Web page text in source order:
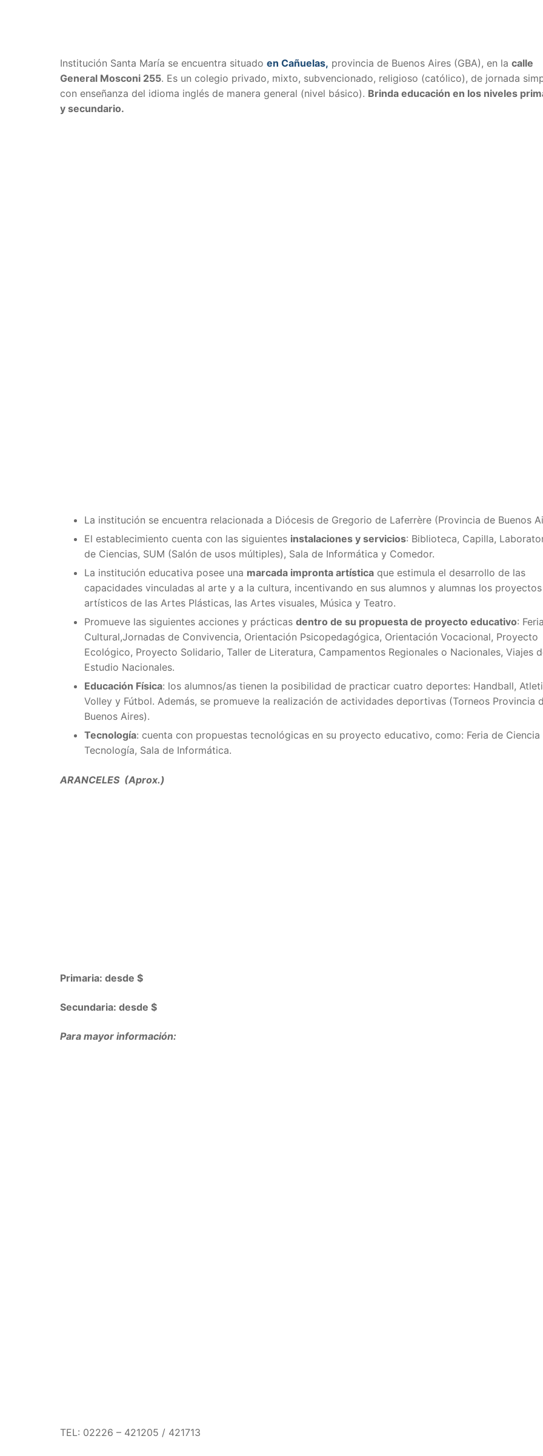
Institución Santa María se encuentra situado en Cañuelas, provincia de Buenos Aires (GBA), en la calle
General Mosconi 255. Es un colegio privado, mixto, subvencionado, religioso (católico), de jornada
con enseñanza del idioma inglés de manera general (nivel básico). Brinda educación en los niveles
y secundario.
La institución se encuentra relacionada a Diócesis de Gregorio de Laferrère (Provincia de Buenos
El establecimiento cuenta con las siguientes instalaciones y servicios: Biblioteca, Capilla,
de Ciencias, SUM (Salón de usos múltiples), Sala de Informática y Comedor.
La institución educativa posee una marcada impronta artística que estimula el desarrollo de las
capacidades vinculadas al arte y a la cultura, incentivando en sus alumnos y alumnas los proyectos
artísticos de las Artes Plásticas, las Artes visuales, Música y Teatro.
Promueve las siguientes acciones y prácticas dentro de su propuesta de proyecto educativo: Feria
Cultural,Jornadas de Convivencia, Orientación Psicopedagógica, Orientación Vocacional, Proyecto
Ecológico, Proyecto Solidario, Taller de Literatura, Campamentos Regionales o Nacionales, Viajes
Estudio Nacionales.
Educación Física: los alumnos/as tienen la posibilidad de practicar cuatro deportes: Handball,
Volley y Fútbol. Además, se promueve la realización de actividades deportivas (Torneos Provincia
Buenos Aires).
Tecnología: cuenta con propuestas tecnológicas en su proyecto educativo, como: Feria de Ciencia
Tecnología, Sala de Informática.
ARANCELES (Aprox.)
Primaria: desde $
Secundaria: desde $
Para mayor información:
TEL: 02226 – 421205 / 421713